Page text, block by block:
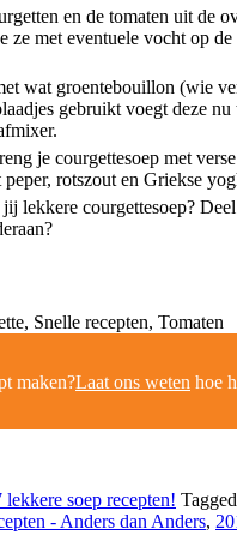
en de tomaten uit de
ze met eventuele vocht op
wat groentebouillon (wie
gebruikt voegt deze nu
je courgettesoep met
peper, rotszout en Griekse
lekkere courgettesoep?
Snelle recepten, Tomaten
maken?Laat ons weten hoe
lekkere soep recepten!
- Anders dan Anders,